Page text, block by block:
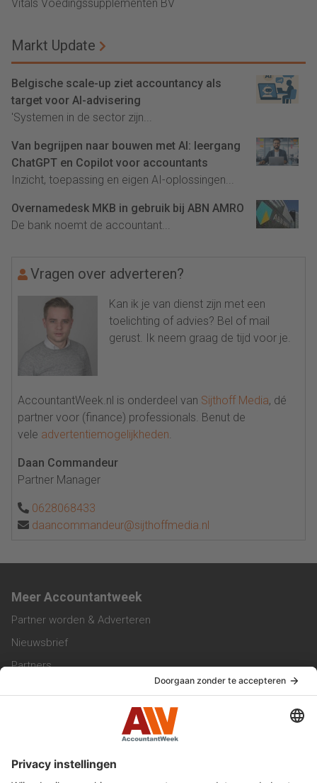
Vitals Voedingssupplementen BV
Markt Update
Belgische scale-up ziet accountancy als
target voor AI-advisering
'Systemen in de sector zijn...
Van begrijpen naar bouwen met AI: leergang
ChatGPT en Copilot voor accountants
Inzicht, toepassing en eigen AI-oplossingen...
Overnamedesk MKB in gebruik bij ABN AMRO
De bank noemt de accountant...
Vragen over adverteren?
Kan ik je van dienst zijn met een
toelichting of advies? Bel of mail
gerust. Ik neem graag de tijd voor je.
AccountantWeek.nl is onderdeel van Sijthoff Media, dé
partner voor (finance) professionals. Benut de
vele advertentiemogelijkheden.
Daan Commandeur
Partner Manager
0628068433
daancommandeur@sijthoffmedia.nl
Meer Accountantweek
Partner worden & Adverteren
Nieuwsbrief
Partners
Werken bij ons